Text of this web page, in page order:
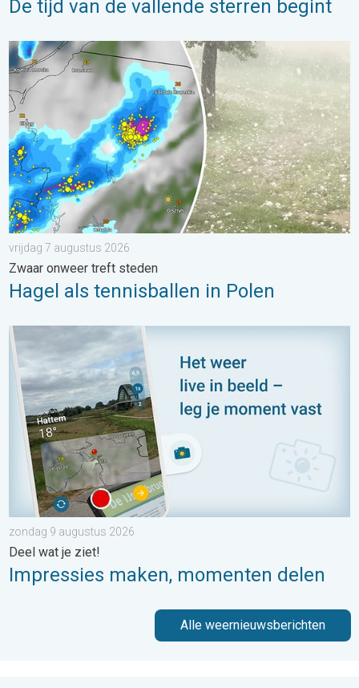
De tijd van de vallende sterren begint
Hagel als tennisballen in Polen. Zwaar onweer treft steden. . .
vrijdag 7 augustus 2026
Zwaar onweer treft steden
Hagel als tennisballen in Polen
Impressies maken, momenten delen. Deel wat je ziet!. . .
zondag 9 augustus 2026
Deel wat je ziet!
Impressies maken, momenten delen
Alle weernieuwsberichten